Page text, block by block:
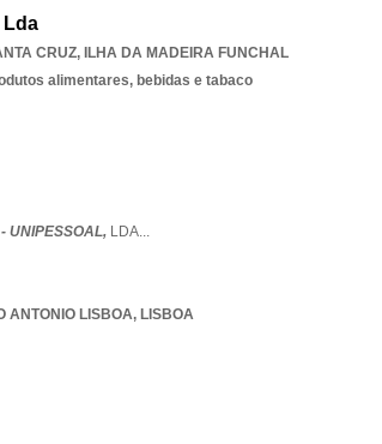
Lda
CRUZ, ILHA DA MADEIRA FUNCHAL
alimentares, bebidas e tabaco
UNIPESSOAL, LDA...
ANTONIO LISBOA, LISBOA